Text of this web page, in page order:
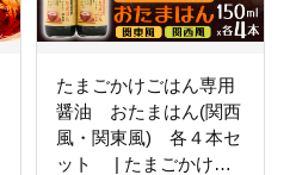
たまごかけごはん専用
醤油 おたまはん(関西
風・関東風) 各４本セ
ット | たまごかけご